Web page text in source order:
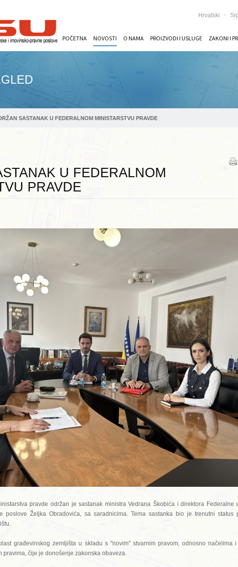
Hrvatski
POČETNA NOVOSTI O NAMA PROIZVODI I USLUGE ZAKONI I
SASTANAK U FEDERALNOM MINISTARSTVU PRAVDE
U FEDERALNOM
PRAVDE
pravde održan je sastanak ministra Vedrana Škobića i direktora Federalne
poslove Željka Obradovića, sa saradnicima. Tema sastanka bio je trenutni status
građevinskog zemljišta u skladu s "novim" stvarnim pravom, odnosno načelima
pravima, čije je donošenje zakonska obaveza.